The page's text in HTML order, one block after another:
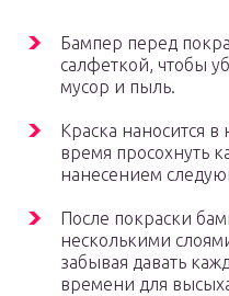
Бампер перед
салфеткой, чтобы
мусор и пыль.
Краска наносится в
время просохнуть
нанесением
После покраски
несколькими
забывая давать
времени для